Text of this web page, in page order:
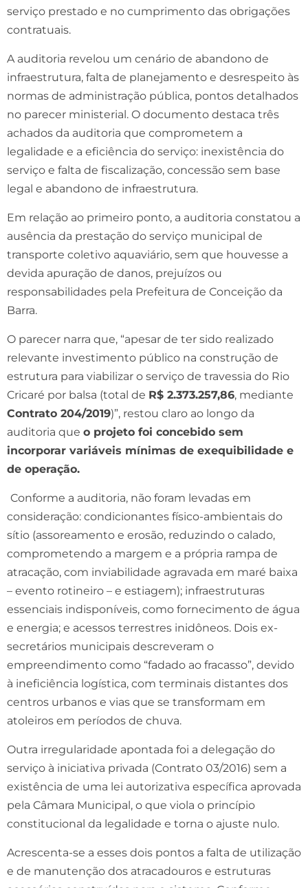
serviço prestado e no cumprimento das obrigações
contratuais.
A auditoria revelou um cenário de abandono de
infraestrutura, falta de planejamento e desrespeito às
normas de administração pública, pontos detalhados
no parecer ministerial. O documento destaca três
achados da auditoria que comprometem a
legalidade e a eficiência do serviço: inexistência do
serviço e falta de fiscalização, concessão sem base
legal e abandono de infraestrutura.
Em relação ao primeiro ponto, a auditoria constatou a
ausência da prestação do serviço municipal de
transporte coletivo aquaviário, sem que houvesse a
devida apuração de danos, prejuízos ou
responsabilidades pela Prefeitura de Conceição da
Barra.
O parecer narra que, “apesar de ter sido realizado
relevante investimento público na construção de
estrutura para viabilizar o serviço de travessia do Rio
Cricaré por balsa (total de R$ 2.373.257,86, mediante
Contrato 204/2019)”, restou claro ao longo da
auditoria que o projeto foi concebido sem
incorporar variáveis mínimas de exequibilidade e
de operação.
Conforme a auditoria, não foram levadas em
consideração: condicionantes físico-ambientais do
sítio (assoreamento e erosão, reduzindo o calado,
comprometendo a margem e a própria rampa de
atracação, com inviabilidade agravada em maré baixa
– evento rotineiro – e estiagem); infraestruturas
essenciais indisponíveis, como fornecimento de água
e energia; e acessos terrestres inidôneos. Dois ex-
secretários municipais descreveram o
empreendimento como “fadado ao fracasso”, devido
à ineficiência logística, com terminais distantes dos
centros urbanos e vias que se transformam em
atoleiros em períodos de chuva.
Outra irregularidade apontada foi a delegação do
serviço à iniciativa privada (Contrato 03/2016) sem a
existência de uma lei autorizativa específica aprovada
pela Câmara Municipal, o que viola o princípio
constitucional da legalidade e torna o ajuste nulo.
Acrescenta-se a esses dois pontos a falta de utilização
e de manutenção dos atracadouros e estruturas